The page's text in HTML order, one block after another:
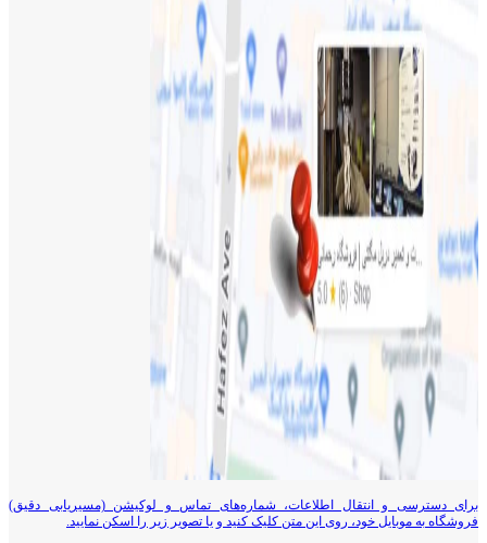
برای دسترسی و انتقال اطلاعات، شماره‌های تماس و لوکیشن (مسیریابی دقیق)
فروشگاه به موبایل خود، روی این متن کلیک کنید و یا تصویر زیر را اسکن نمایید.